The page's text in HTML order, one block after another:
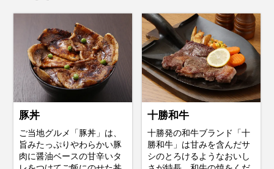
豚丼
ご当地グルメ「豚丼」は、
旨みたっぷりやわらかい豚
肉に醤油ベースの甘辛いタ
十勝和牛
十勝発の和牛ブランド「十
勝和牛」は甘みを含んだサ
シのとろけるようなおいし